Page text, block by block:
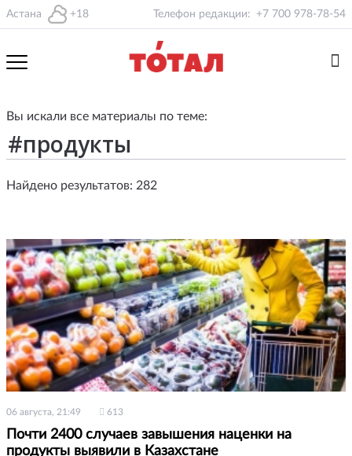
Астана +18 Телефон редакции: +7 700 978-78-54
Вы искали все материалы по теме:
Найдено результатов: 282
06 августа, 21:49 613
Почти 2400 случаев завышения наценки на
продукты выявили в Казахстане